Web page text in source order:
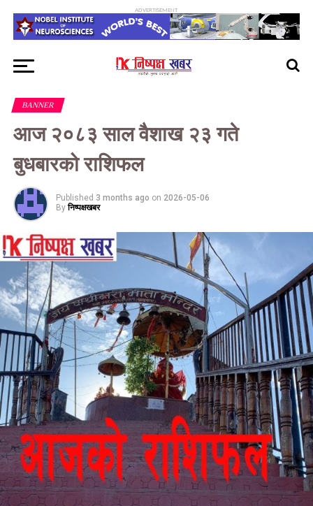
ADVERTISEMENT
BANNER
आज २०८३ साल वैशाख २३ गते
बुधबारको राशिफल
Published 3 months ago on 2026-05-06
By निष्पक्षखबर